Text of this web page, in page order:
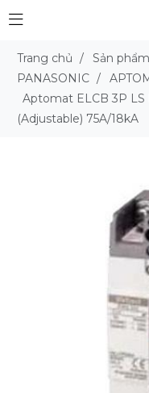
Trang chủ / Sản phẩm
PANASONIC /
Aptomat ELCB 3P
(Adjustable) 75A/18kA